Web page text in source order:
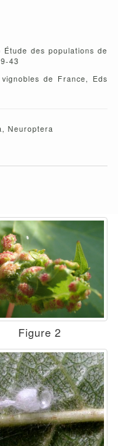
des populations de
43
de France, Eds
Neuroptera
Figure 2